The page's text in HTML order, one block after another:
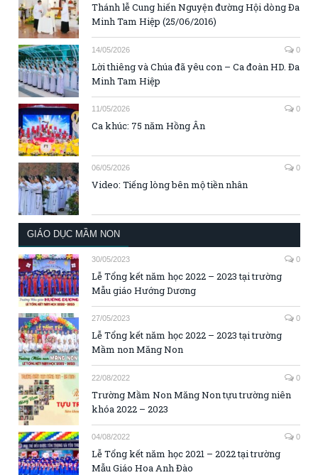
Thánh lễ Cung hiến Nguyện đường Hội dòng Đa
Minh Tam Hiệp (25/06/2016)
14/05/2026 0
Lời thiêng và Chúa đã yêu con – Ca đoàn HD. Đa
Minh Tam Hiệp
11/05/2026 0
Ca khúc: 75 năm Hồng Ân
06/05/2026 0
Video: Tiếng lòng bên mộ tiền nhân
GIÁO DỤC MẦM NON
30/05/2023 0
Lễ Tổng kết năm học 2022 – 2023 tại trường
Mẫu giáo Hướng Dương
27/05/2023 0
Lễ Tổng kết năm học 2022 – 2023 tại trường
Mầm non Măng Non
22/08/2022 0
Trường Mầm Non Măng Non tựu trường niên
khóa 2022 – 2023
04/08/2022 0
Lễ Tổng kết năm học 2021 – 2022 tại trường
Mẫu Giáo Hoa Anh Đào